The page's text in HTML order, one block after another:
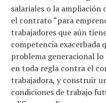
salariales o la ampliación
el contrato “para
trabajadores que aún
competencia exacerbada
problema generacional
en toda regla contra el
trabajadora, y construir
condiciones de trabajo